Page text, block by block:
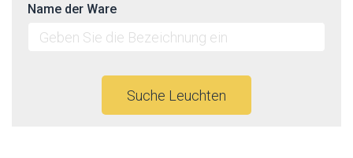
Name der Ware
Suche Leuchten